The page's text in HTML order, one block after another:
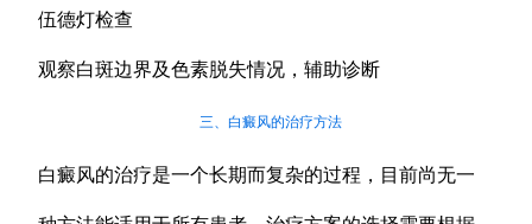
伍德灯检查
观察白斑边界及色素脱失情况，辅助诊断
三、白癜风的治疗方法
白癜风的治疗是一个长期而复杂的过程，目前尚无一